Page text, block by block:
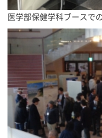
医学部保健学科ブースで